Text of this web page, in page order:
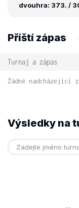
dvouhra: 373. /
Příští zápas
Turnaj a zápas
Žádné nadcházející
Výsledky na